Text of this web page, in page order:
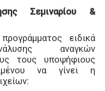
Σεμιναρίου &
ειδικά
αναγκών
τους υποψήφιους
να γίνει η